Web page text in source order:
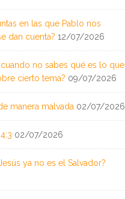
en las que Pablo nos
dan cuenta? 12/07/2026
cuando no sabes qué es lo que
cierto tema? 09/07/2026
manera malvada 02/07/2026
02/07/2026
ya no es el Salvador?